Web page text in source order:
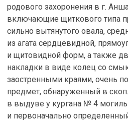
родового захоронения в г.
включающие щиткового типа
сильно вытянутого овала,
из агата сердцевидной,
и щитовидной форм, а также
накладки в виде колец со
заостренными краями, очень
предмет, обнаруженный в
в выдуве у кургана № 4
и первоначально